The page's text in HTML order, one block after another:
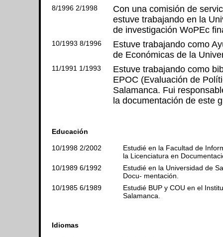
8/1996 2/1998
Con una comisión de
estuve trabajando en la
de investigación WoPEc
10/1993 8/1996
Estuve trabajando como
de Económicas de la
11/1991 1/1993
Estuve trabajando como
EPOC (Evaluación de
Salamanca. Fui
la documentación de este
Educación
10/1998 2/2002
Estudié en la Facultad de
la Licenciatura en
10/1989 6/1992
Estudié en la Universidad de
Docu- mentación.
10/1985 6/1989
Estudié BUP y COU en el
Salamanca.
Idiomas